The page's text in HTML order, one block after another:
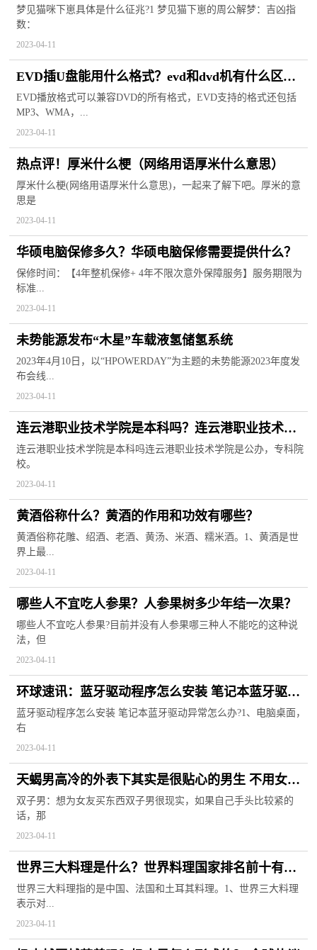
上是怎么回事？|报资讯
梦见猫咪下崽具体是什么征兆?1 梦见猫下崽的周公解梦：吉凶指
数：
2023-04-11
EVD插U盘能用什么格式？evd和dvd机有什么区
别？
EVD播放格式可以兼容DVD的所有格式，EVD支持的格式还包括
MP3、WMA，...
2023-04-11
热点评！厚米什么梗（网络用语厚米什么意思）
厚米什么梗(网络用语厚米什么意思)，一起来了解下吧。厚米的意
思是
2023-04-11
华硕电脑保修多久？华硕电脑保修需要提供什么？
保修时间：【4年整机保修+ 4年不限次意外保障服务】服务期限为
标准...
2023-04-11
未势能源发布“木星”车载液氢储氢系统
2023年4月10日，以“HPOWERDAY”为主题的未势能源2023年度发
布会线...
2023-04-11
连云港职业技术学院是本科吗？连云港职业技术学
院怎么样？
连云港职业技术学院是本科吗连云港职业技术学院是公办，专科院
校。
2023-04-11
黄酒俗称什么？黄酒的作用和功效有哪些？
黄酒俗称花雕、绍酒、老酒、黄汤、米酒、糯米酒。1、黄酒是世
界上最...
2023-04-11
哪些人不宜吃人参果？人参果树多少年结一次果？
哪些人不宜吃人参果?目前并没有人参果哪三种人不能吃的这种说
法，但
2023-04-11
环球速讯：蓝牙驱动程序怎么安装 笔记本蓝牙驱动
异常怎么办？
蓝牙驱动程序怎么安装 笔记本蓝牙驱动异常怎么办?1、电脑桌面，
右
2023-04-11
天蝎男高冷的外表下其实是很贴心的男生 不用女友
开口就抢着买单~ 全球新资讯
双子男：想为女友买东西双子男很现实，如果自己手头比较紧的
话，那
2023-04-11
世界三大料理是什么？世界料理国家排名前十有哪
些？
世界三大料理指的是中国、法国和土耳其料理。1、世界三大料理
表示对...
2023-04-11